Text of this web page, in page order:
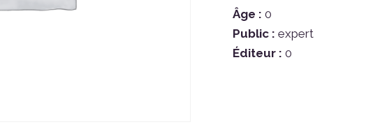
Arle
Ext
Commerce
Âge : 0
Public : expert
Éditeur : 0